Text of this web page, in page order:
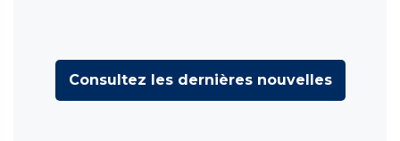
Consultez les dernières nouvelles